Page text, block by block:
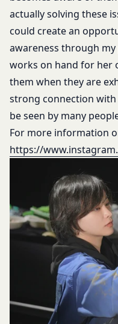
actually solving these
could create an
awareness through
works on hand for her
them when they are
strong connection
be seen by many
For more information
https://